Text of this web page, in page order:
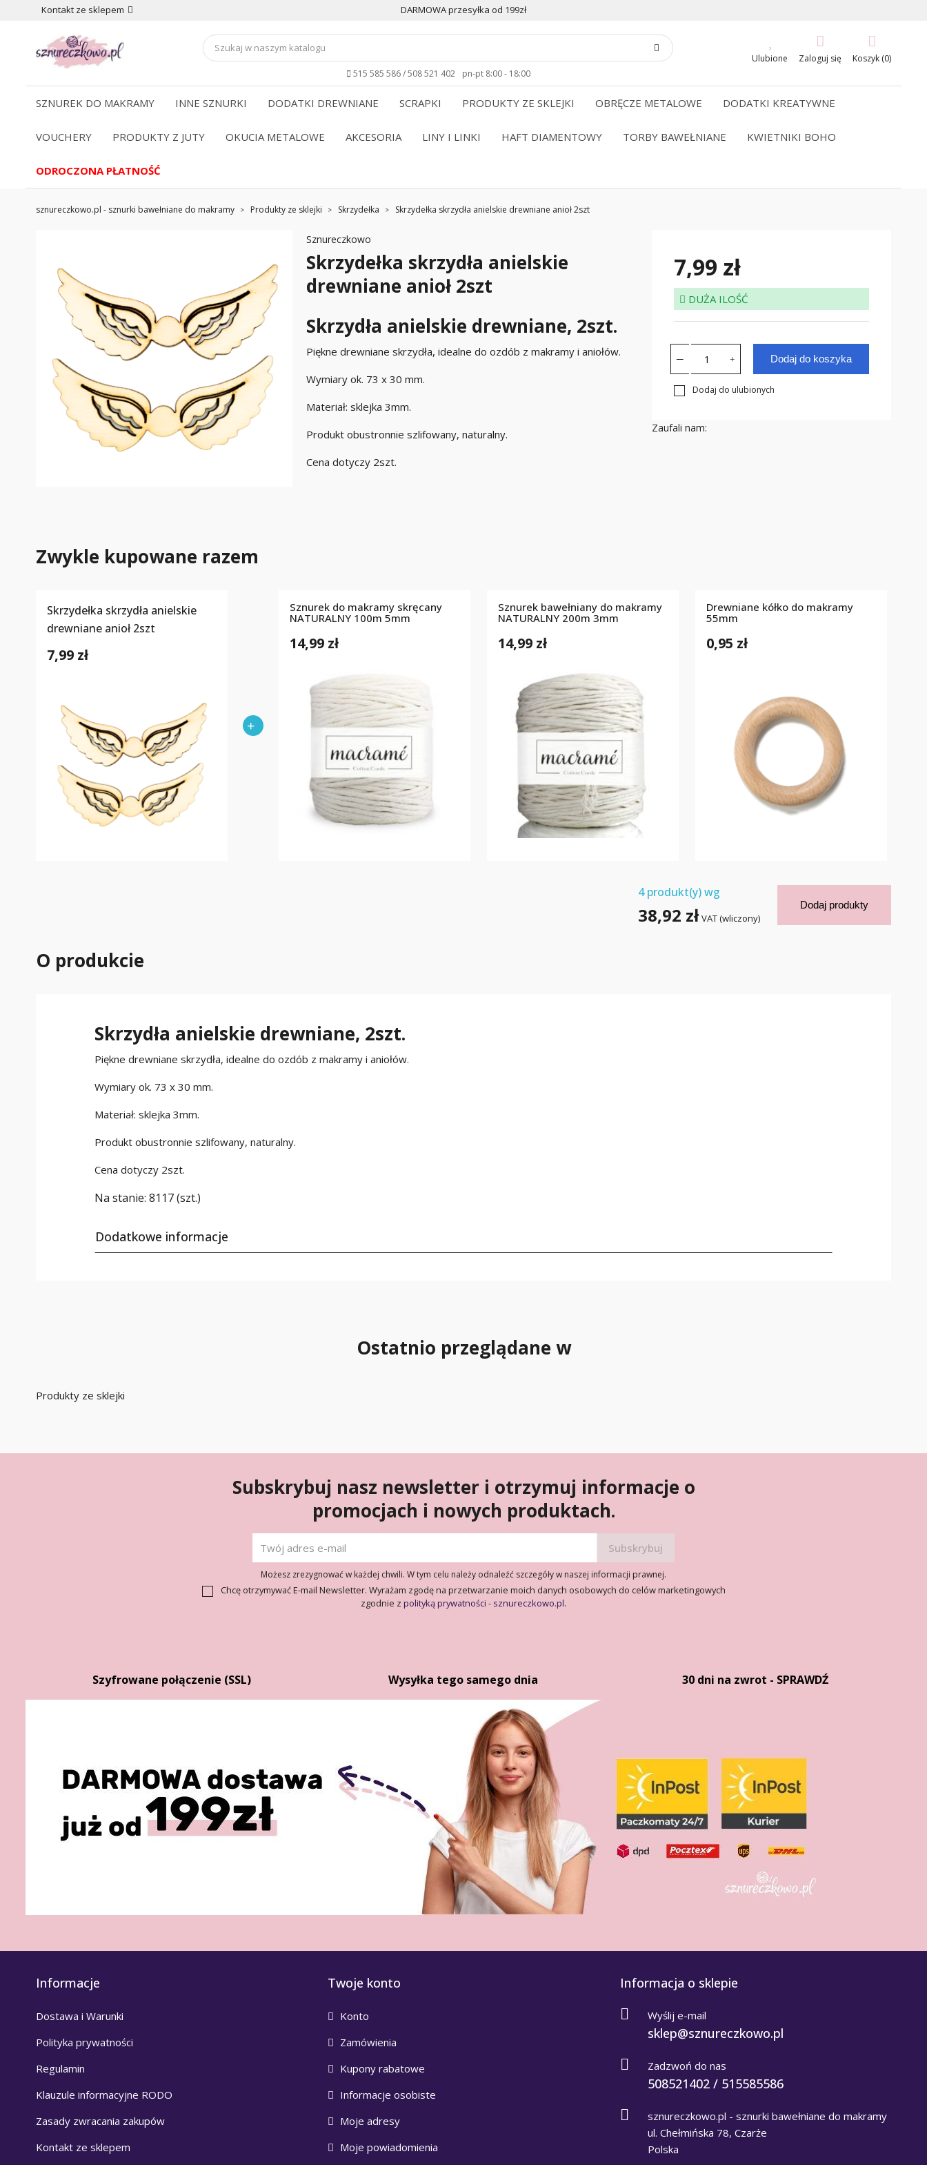
Kontakt ze sklepem DARMOWA przesyłka od 199zł
515 585 586 / 508 521 402 pn-pt 8:00 - 18:00
Ulubione Zaloguj się Koszyk (0)
SZNUREK DO MAKRAMY INNE SZNURKI DODATKI DREWNIANE SCRAPKI PRODUKTY ZE SKLEJKI OBRĘCZE METALOWE DODATKI KREATYWNE
VOUCHERY PRODUKTY Z JUTY OKUCIA METALOWE AKCESORIA LINY I LINKI HAFT DIAMENTOWY TORBY BAWEŁNIANE KWIETNIKI BOHO
ODROCZONA PŁATNOŚĆ
sznureczkowo.pl - sznurki bawełniane do makramy Produkty ze sklejki Skrzydełka Skrzydełka skrzydła anielskie drewniane anioł 2szt
Sznureczkowo
Skrzydełka skrzydła anielskie
drewniane anioł 2szt
Skrzydła anielskie drewniane, 2szt.
Piękne drewniane skrzydła, idealne do ozdób z makramy i aniołów.
Wymiary ok. 73 x 30 mm.
Materiał: sklejka 3mm.
Produkt obustronnie szlifowany, naturalny.
Cena dotyczy 2szt.
7,99 zł
DUŻA ILOŚĆ
Dodaj do koszyka
Dodaj do ulubionych
Zaufali nam:
Zwykle kupowane razem
Skrzydełka skrzydła anielskie
drewniane anioł 2szt
7,99 zł
Sznurek do makramy skręcany
NATURALNY 100m 5mm
14,99 zł
Sznurek bawełniany do makramy
NATURALNY 200m 3mm
14,99 zł
Drewniane kółko do makramy
55mm
0,95 zł
4produkt(y) wg
38,92 zł VAT (wliczony)
Dodaj produkty
O produkcie
Skrzydła anielskie drewniane, 2szt.
Piękne drewniane skrzydła, idealne do ozdób z makramy i aniołów.
Wymiary ok. 73 x 30 mm.
Materiał: sklejka 3mm.
Produkt obustronnie szlifowany, naturalny.
Cena dotyczy 2szt.
Na stanie: 8117 (szt.)
Dodatkowe informacje
Ostatnio przeglądane w
Produkty ze sklejki
Subskrybuj nasz newsletter i otrzymuj informacje o
promocjach i nowych produktach.
Możesz zrezygnować w każdej chwili. W tym celu należy odnaleźć szczegóły w naszej informacji prawnej.
Chcę otrzymywać E-mail Newsletter. Wyrażam zgodę na przetwarzanie moich danych osobowych do celów marketingowych
zgodnie z polityką prywatności - sznureczkowo.pl.
Szyfrowane połączenie (SSL) Wysyłka tego samego dnia 30 dni na zwrot - SPRAWDŹ
Informacje
Dostawa i Warunki
Polityka prywatności
Regulamin
Klauzule informacyjne RODO
Zasady zwracania zakupów
Kontakt ze sklepem
Twoje konto
Konto
Zamówienia
Kupony rabatowe
Informacje osobiste
Moje adresy
Moje powiadomienia
Informacja o sklepie
Wyślij e-mail
sklep@sznureczkowo.pl
Zadzwoń do nas
508521402 / 515585586
sznureczkowo.pl - sznurki bawełniane do makramy
ul. Chełmińska 78, Czarże
Polska